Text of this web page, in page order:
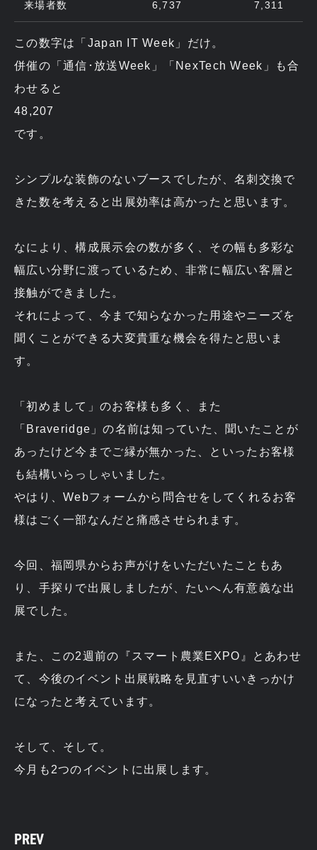
来場者数 6,737 7,311
この数字は「Japan IT Week」だけ。
併催の「通信･放送Week」「NexTech Week」も合
わせると
48,207
です。
シンプルな装飾のないブースでしたが、名刺交換で
きた数を考えると出展効率は高かったと思います。
なにより、構成展示会の数が多く、その幅も多彩な
幅広い分野に渡っているため、非常に幅広い客層と
接触ができました。
それによって、今まで知らなかった用途やニーズを
聞くことができる大変貴重な機会を得たと思いま
す。
「初めまして」のお客様も多く、また
「Braveridge」の名前は知っていた、聞いたことが
あったけど今までご縁が無かった、といったお客様
も結構いらっしゃいました。
やはり、Webフォームから問合せをしてくれるお客
様はごく一部なんだと痛感させられます。
今回、福岡県からお声がけをいただいたこともあ
り、手探りで出展しましたが、たいへん有意義な出
展でした。
また、この2週前の『スマート農業EXPO』とあわせ
て、今後のイベント出展戦略を見直すいいきっかけ
になったと考えています。
そして、そして。
今月も2つのイベントに出展します。
PREV